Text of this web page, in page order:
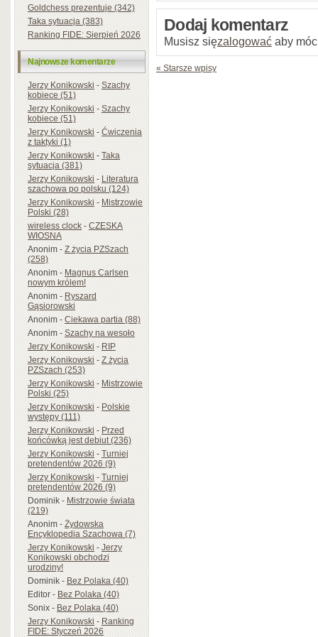
Goldchess prezentuje (342)
Taka sytuacja (383)
Ranking FIDE: Sierpień 2026
Najnowsze komentarze
Jerzy Konikowski-Szachy
kobiece (51)
Jerzy Konikowski-Szachy
kobiece (51)
Jerzy Konikowski-Ćwiczenia
z taktyki (1)
Jerzy Konikowski-Taka
sytuacja (381)
Jerzy Konikowski-Literatura
szachowa po polsku (124)
Jerzy Konikowski-Mistrzowie
Polski (28)
wireless clock-CZESKA
WIOSNA
Anonim-Z życia PZSzach
(258)
Anonim-Magnus Carlsen
nowym królem!
Anonim-Ryszard
Gąsiorowski
Anonim-Ciekawa partia (88)
Anonim-Szachy na wesoło
Jerzy Konikowski-RIP
Jerzy Konikowski-Z życia
PZSzach (253)
Jerzy Konikowski-Mistrzowie
Polski (25)
Jerzy Konikowski-Polskie
występy (111)
Jerzy Konikowski-Przed
końcówką jest debiut (236)
Jerzy Konikowski-Turniej
pretendentów 2026 (9)
Jerzy Konikowski-Turniej
pretendentów 2026 (9)
Dominik-Mistrzowie świata
(219)
Anonim-Żydowska
Encyklopedia Szachowa (7)
Jerzy Konikowski-Jerzy
Konikowski obchodzi
urodziny!
Dominik-Bez Polaka (40)
Editor-Bez Polaka (40)
Sonix-Bez Polaka (40)
Jerzy Konikowski-Ranking
FIDE: Styczeń 2026
Dodaj komentarz
Musisz sięzalogować aby
« Starsze wpisy